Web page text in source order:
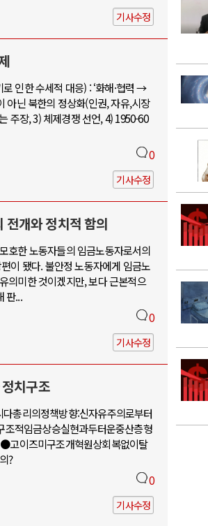
기사수정
인한 수세적 대응) : ‘화해·협력 →
닌 북한의 정상화(인권, 자유,시장
주장, 3) 체제경쟁 선언, 4) 1950-60
0
기사수정
전개와 정치적 함의
호한 노동자들의 임금노동자로서의
이 됐다. 불안정 노동자에게 임금노
의미한 것이겠지만, 보다 근본적으
판...
0
기사수정
치구조
총리의정책방향:신자유주의로부터
적임금상승실현과두터운중산층형
고이즈미구조개혁원상회복없이탈
?
0
기사수정